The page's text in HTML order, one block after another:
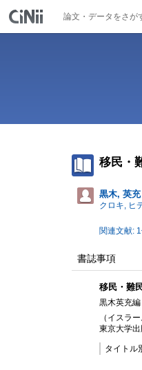
論文・データをさが
移民・
黒木, 英充
クロキ, ヒ
関連文献:
書誌事項
移民・難
黒木英充編
（イスラ
東京大学
タイトル